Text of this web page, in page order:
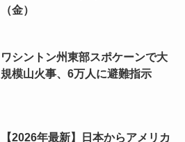
（金）
ワシントン州東部スポケーンで大
規模山火事、6万人に避難指示
【2026年最新】日本からアメリカ